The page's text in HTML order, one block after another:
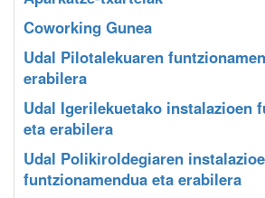
Coworking Gunea
Udal Pilotalekuaren
erabilera
Udal Igerilekuetako instalazioen
eta erabilera
Udal Polikiroldegiaren
funtzionamendua eta erabilera